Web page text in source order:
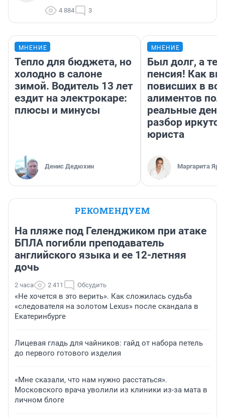
4 884 3
МНЕНИЕ
Тепло для бюджета, но
холодно в салоне
зимой. Водитель 13 лет
ездит на электрокаре:
плюсы и минусы
Денис Дедюхин
МНЕНИЕ
Был долг, а
пенсия! Как
повисших в
алиментов
реальные
разбор
юриста
Маргарита
РЕКОМЕНДУЕМ
На пляже под Геленджиком при атаке
БПЛА погибли преподаватель
английского языка и ее 12-летняя
дочь
2 часа 2 411 Обсудить
«Не хочется в это верить». Как сложилась судьба
«следователя на золотом Lexus» после скандала в
Екатеринбурге
Лицевая гладь для чайников: гайд от набора петель
до первого готового изделия
«Мне сказали, что нам нужно расстаться».
Московского врача уволили из клиники из-за мата в
личном блоге